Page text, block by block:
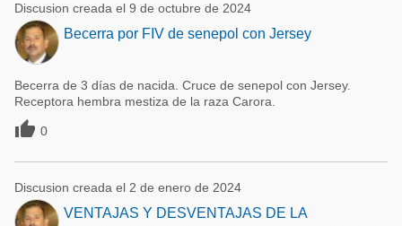
Avicultura
Porcicultura
Lechería
Balanceados - Piensos
Avicultura
Porcicultura
Ganadería
Lechería
Discusion creada el 9 de octubre de 2024
Becerra por FIV de senepol con Jersey
Becerra de 3 días de nacida. Cruce de senepol con Jersey.
Receptora hembra mestiza de la raza Carora.
 0
Discusion creada el 2 de enero de 2024
VENTAJAS Y DESVENTAJAS DE LA